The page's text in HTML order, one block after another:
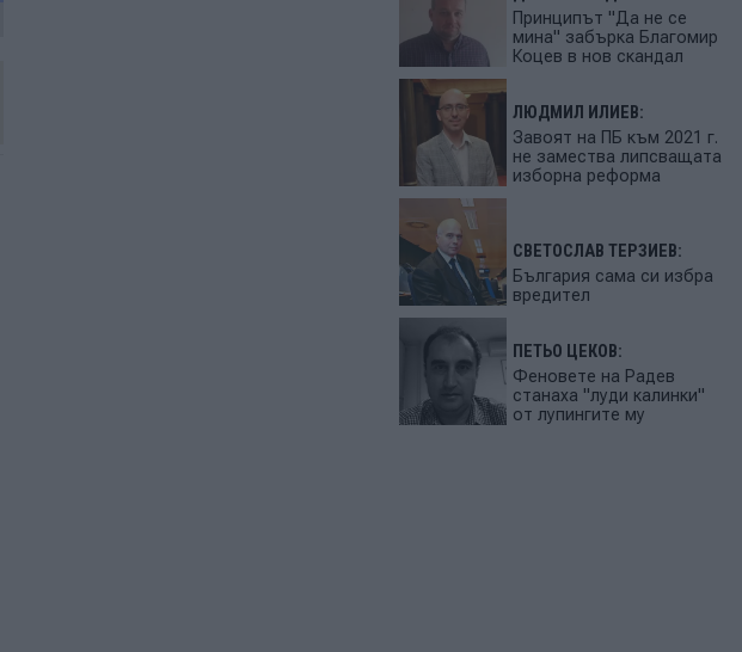
Принципът "Да не се
мина" забърка Благомир
Коцев в нов скандал
ЛЮДМИЛ ИЛИЕВ:
Завоят на ПБ към 2021 г.
не замества липсващата
изборна реформа
СВЕТОСЛАВ ТЕРЗИЕВ:
България сама си избра
вредител
ПЕТЬО ЦЕКОВ:
Феновете на Радев
станаха "луди калинки"
от лупингите му